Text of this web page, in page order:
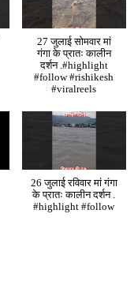
27 जुलाई सोमवार मां
गंगा के प्रातः कालीन
दर्शन .#highlight
#follow #rishikesh
#viralreels
26 जुलाई रविवार मां गंगा
के प्रातः कालीन दर्शन .
#highlight #follow